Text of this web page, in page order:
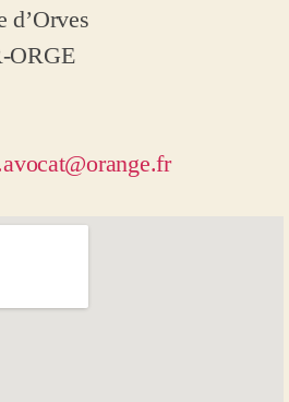
d’Orves
ORGE